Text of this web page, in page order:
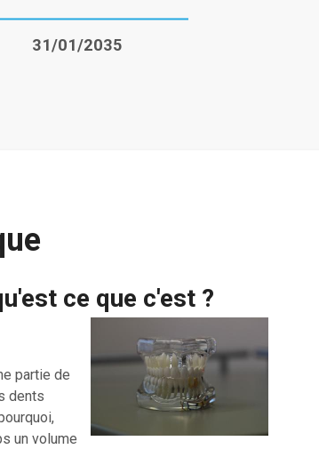
31/01/2035
ce que c'est ?
partie de
dents
un volume